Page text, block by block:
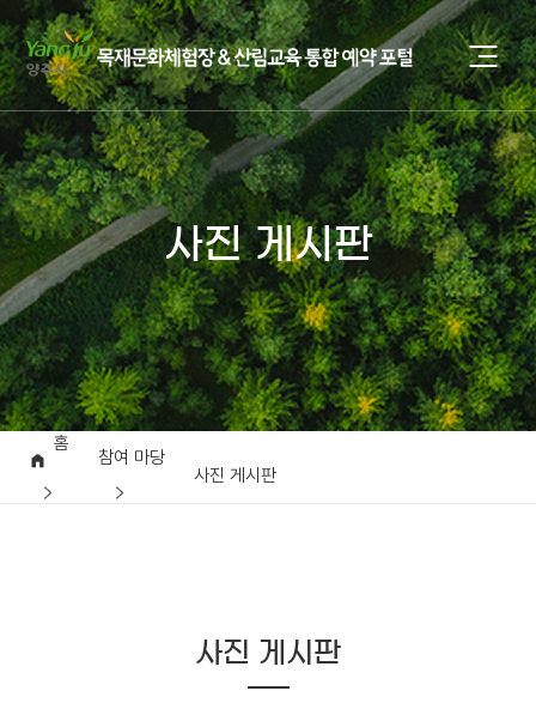
사진 게시판
홈
참여 마당
사진 게시판
사진 게시판